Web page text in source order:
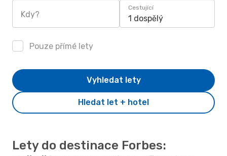
Kdy?
Cestující
1 dospělý
Pouze přímé lety
Hledat let + hotel
Vyhledat lety
Lety do destinace Forbes: